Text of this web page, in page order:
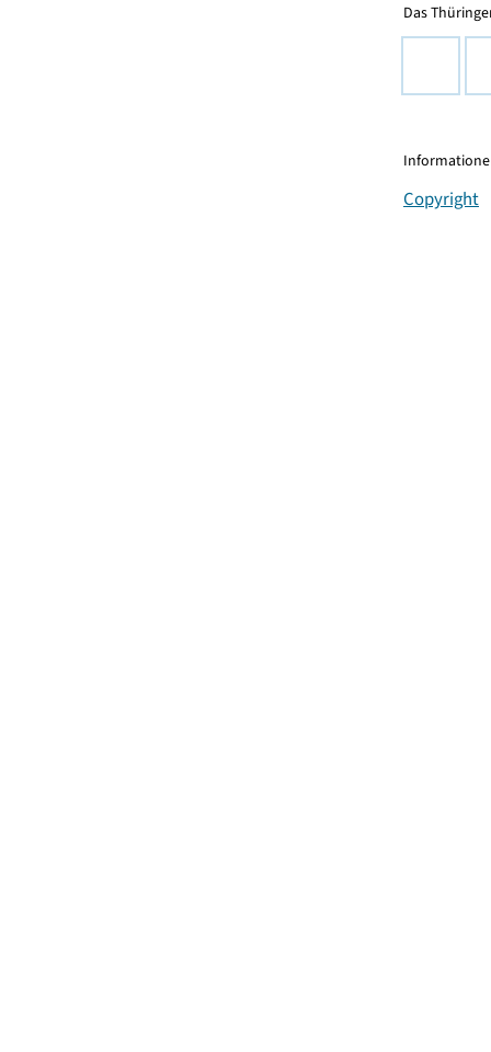
Das
Copyright